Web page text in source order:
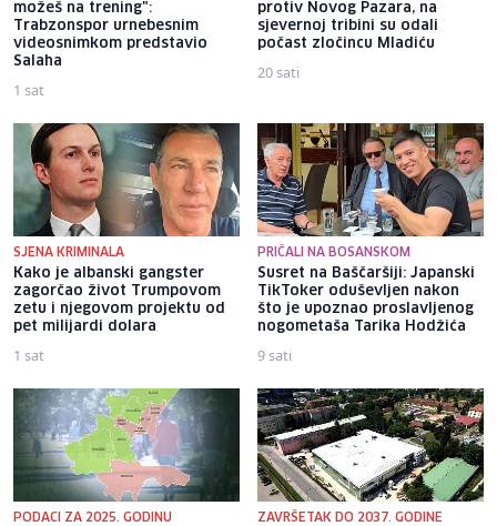
možeš na trening":
Trabzonspor urnebesnim
videosnimkom predstavio
Salaha
1 sat
protiv Novog Pazara, na
sjevernoj tribini su odali
počast zločincu Mladiću
20 sati
SJENA KRIMINALA
Kako je albanski gangster
zagorčao život Trumpovom
zetu i njegovom projektu od
pet milijardi dolara
1 sat
PRIČALI NA BOSANSKOM
Susret na Baščaršiji: Japanski
TikToker oduševljen nakon
što je upoznao proslavljenog
nogometaša Tarika Hodžića
9 sati
PODACI ZA 2025. GODINU ZAVRŠETAK DO 2037. GODINE